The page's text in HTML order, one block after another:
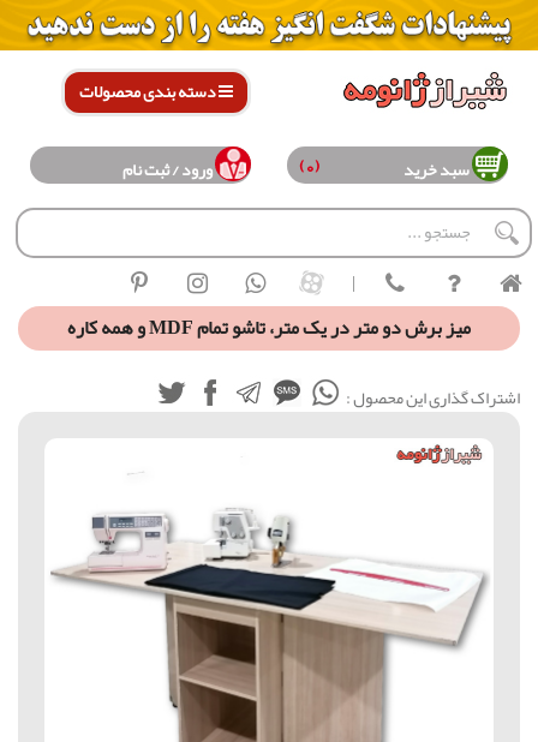
دسته بندی محصولات
سبد خرید (0) ورود / ثبت نام
|
میز برش دو متر در یک متر، تاشو تمام MDF و همه کاره
اشتراک گذاری این محصول :